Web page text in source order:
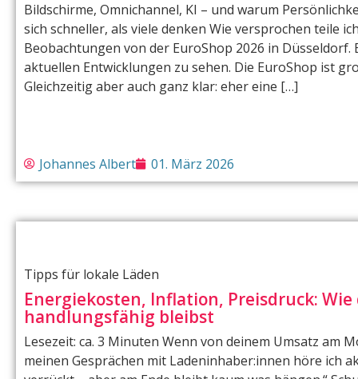
Bildschirme, Omnichannel, KI – und warum
sich schneller, als viele denken Wie versprochen teile
Beobachtungen von der EuroShop 2026 in Düsseldorf.
aktuellen Entwicklungen zu sehen. Die EuroShop ist
Gleichzeitig aber auch ganz klar: eher eine […]
Johannes Albert 01. März 2026
Tipps für lokale Läden
Energiekosten, Inflation, Preisdruck:
handlungsfähig bleibst
Lesezeit: ca. 3 Minuten Wenn von deinem Umsatz am
meinen Gesprächen mit Ladeninhaber:innen höre ich